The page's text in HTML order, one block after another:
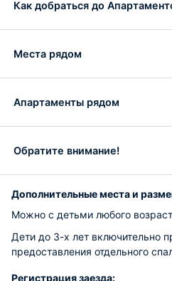
Как добраться до
Места рядом
Апартаменты рядом
Обратите внимание!
Дополнительные места и
Можно с детьми любого
Дети до 3-х лет включительно
предоставления отдельного
Регистрация заезда: